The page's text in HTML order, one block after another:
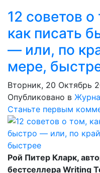
12 советов о
как писать
— или, по
мере,
Вторник, 20 Октябрь
Опубликовано в
Станьте первым
Рой Питер Кларк,
бестселлера Writing